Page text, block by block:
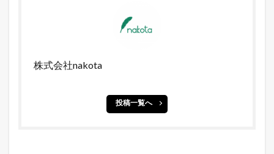
株式会社nakota
投稿一覧へ